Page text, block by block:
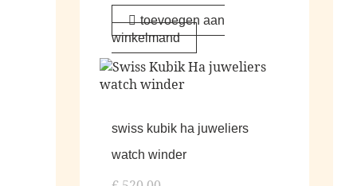
toevoegen aan
winkelmand
swiss kubik ha juweliers
watch winder